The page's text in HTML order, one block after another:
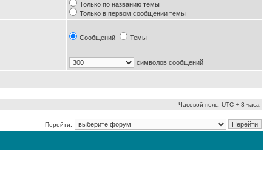
Только по названию темы
Только в первом сообщении темы
Сообщений Темы
символов сообщений
Часовой пояс: UTC + 3 часа
Перейти: